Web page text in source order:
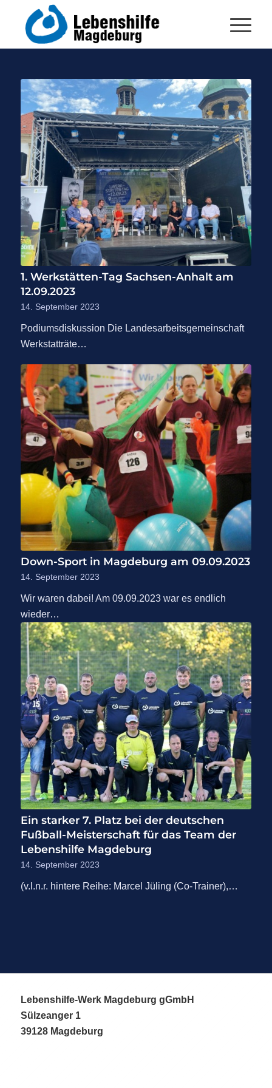
1. Werkstätten-Tag Sachsen-Anhalt am
12.09.2023
14. September 2023
Podiumsdiskussion Die Landesarbeitsgemeinschaft
Werkstatträte…
Down-Sport in Magdeburg am 09.09.2023
14. September 2023
Wir waren dabei! Am 09.09.2023 war es endlich
wieder…
Ein starker 7. Platz bei der deutschen
Fußball-Meisterschaft für das Team der
Lebenshilfe Magdeburg
14. September 2023
(v.l.n.r. hintere Reihe: Marcel Jüling (Co-Trainer),…
Lebenshilfe-Werk Magdeburg gGmbH
Sülzeanger 1
39128 Magdeburg